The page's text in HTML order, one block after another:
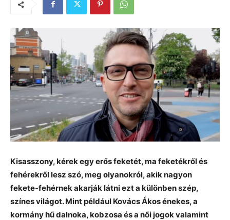
Kisasszony, kérek egy erős feketét, ma feketékről és
fehérekről lesz szó, meg olyanokról, akik nagyon
fekete-fehérnek akarják látni ezt a különben szép,
színes világot. Mint például Kovács Ákos énekes, a
kormány hű dalnoka, kobzosa és a női jogok valamint